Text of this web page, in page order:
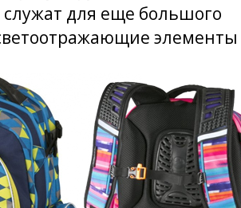
для еще большого
элементы